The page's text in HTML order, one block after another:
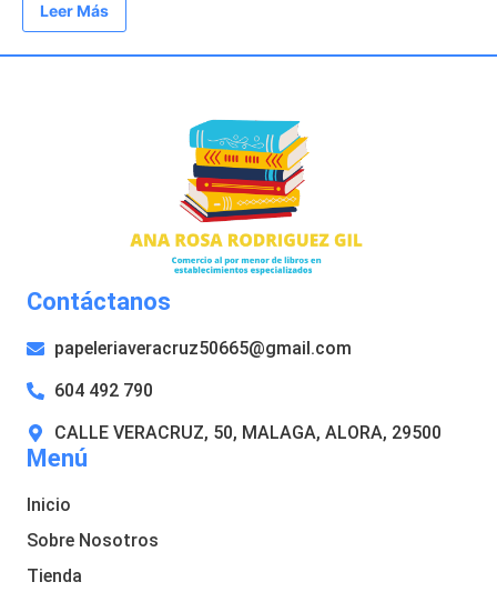
Leer Más
Menú
Inicio
Sobre Nosotros
Tienda
Contáctanos
papeleriaveracruz50665@gmail.com
604 492 790
CALLE VERACRUZ, 50, MALAGA, ALORA, 29500